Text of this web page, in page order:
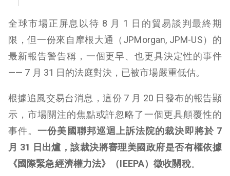
全球市場正屏息以待 8 月 1 日的貿易談判最終期
限，但一份來自摩根大通（JPMorgan, JPM-US）的
最新報告警告稱，一個更早、也更具決定性的事件
—— 7 月 31 日的法庭對決，已被市場嚴重低估。
根據追風交易台消息，這份 7 月 20 日發布的報告顯
示，市場關注的焦點或許忽略了一個更具顛覆性的
事件。一份美國聯邦巡迴上訴法院的裁決即將於 7
月 31 日出爐，該裁決將審理美國政府是否有權依據
《國際緊急經濟權力法》（IEEPA）徵收關稅。